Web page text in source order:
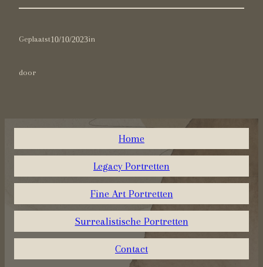
Geplaatst10/10/2023in
door
Home
Legacy Portretten
Fine Art Portretten
Surrealistische Portretten
Contact